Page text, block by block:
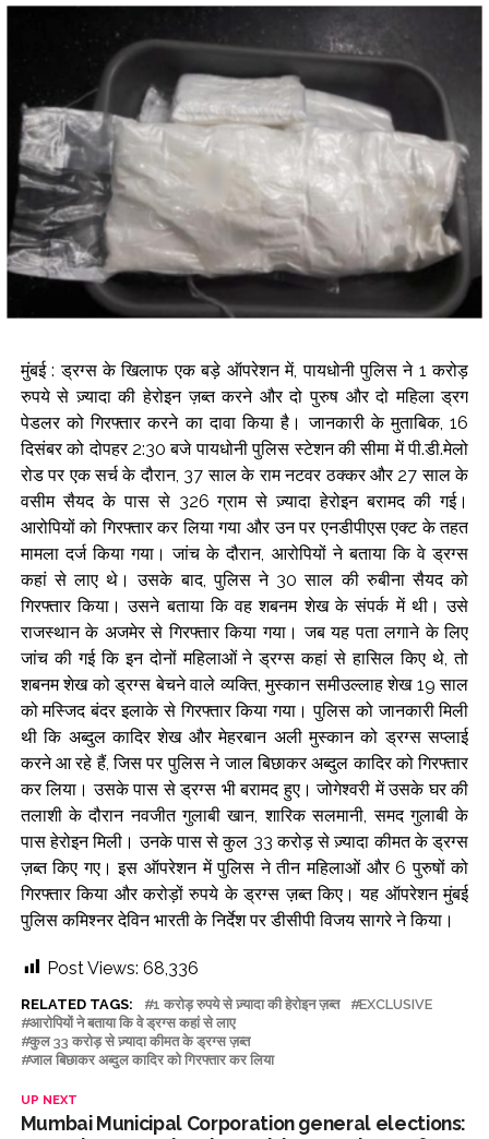
Mumbai: Mayor is also unaware of the tender for the Mayor’s
Bungalow, the bungalow is surrounded by a garden and this
work is under the purview of the Garden and Maintenance
Department. ...
Mankhurd: Unused toilets in Shivaji Nagar will be converted
into a free pharmacy, a gym for women, and a kindergarten:
Abu Azmi. ...
MCOCA applied to Mumbai gangster Zulfiqar, his brother
and 12 goons ...
development reshape everyday life in Kashmir: Report ...
AICWA offers condolences to ‘Ghajini’ actor Pradeep Rawat
...
Pakistani Army turned Balochistan’s Nushki into ‘open-air
prison’, killed 9 civilians: Rights body ...
‘Rahul disrupting Parliament to avoid discussion’, says BJP
spokesperson Gaurav Bhatia ...
Six students detained after suspected ragging assault in
Karnataka private college ...
Oppn’s protest march in Parliament complex over Jantar
Mantar police action, Ram temple donation row ...
RBI projects 5 pc inflation for FY27, seen rising in near term
...
Netanyahu says Israel not to withdraw from current Gaza
positions until Hamas fully disarmed ...
Bypoll victories signal complete change of wind: Shiv
Sena(UBT) in ‘Saamana’ ...
Maharashtra bans analogue cottage cheese to protect
consumers; violations to attract jail, heavy fines (Ld) ...
possible terror attack in August ...
Delhi Police detain 11 Bangladeshi nationals for violating visa
conditions ...
J&K, Ladakh witnessed wide-ranging transformation since
Indian equity markets open higher ahead of RBI’s policy
मुंबई : ड्रग्स के खिलाफ एक बड़े ऑपरेशन में, पायधोनी पुलिस ने 1 करोड़
रुपये से ज़्यादा की हेरोइन ज़ब्त करने और दो पुरुष और दो महिला ड्रग
पेडलर को गिरफ्तार करने का दावा किया है। जानकारी के मुताबिक, 16
दिसंबर को दोपहर 2:30 बजे पायधोनी पुलिस स्टेशन की सीमा में पी.डी.मेलो
रोड पर एक सर्च के दौरान, 37 साल के राम नटवर ठक्कर और 27 साल के
वसीम सैयद के पास से 326 ग्राम से ज़्यादा हेरोइन बरामद की गई।
आरोपियों को गिरफ्तार कर लिया गया और उन पर एनडीपीएस एक्ट के तहत
मामला दर्ज किया गया। जांच के दौरान, आरोपियों ने बताया कि वे ड्रग्स
कहां से लाए थे। उसके बाद, पुलिस ने 30 साल की रुबीना सैयद को
गिरफ्तार किया। उसने बताया कि वह शबनम शेख के संपर्क में थी। उसे
राजस्थान के अजमेर से गिरफ्तार किया गया। जब यह पता लगाने के लिए
जांच की गई कि इन दोनों महिलाओं ने ड्रग्स कहां से हासिल किए थे, तो
शबनम शेख को ड्रग्स बेचने वाले व्यक्ति, मुस्कान समीउल्लाह शेख 19 साल
को मस्जिद बंदर इलाके से गिरफ्तार किया गया। पुलिस को जानकारी मिली
थी कि अब्दुल कादिर शेख और मेहरबान अली मुस्कान को ड्रग्स सप्लाई
करने आ रहे हैं, जिस पर पुलिस ने जाल बिछाकर अब्दुल कादिर को गिरफ्तार
कर लिया। उसके पास से ड्रग्स भी बरामद हुए। जोगेश्वरी में उसके घर की
तलाशी के दौरान नवजीत गुलाबी खान, शारिक सलमानी, समद गुलाबी के
पास हेरोइन मिली। उनके पास से कुल 33 करोड़ से ज़्यादा कीमत के ड्रग्स
ज़ब्त किए गए। इस ऑपरेशन में पुलिस ने तीन महिलाओं और 6 पुरुषों को
गिरफ्तार किया और करोड़ों रुपये के ड्रग्स ज़ब्त किए। यह ऑपरेशन मुंबई
पुलिस कमिश्नर देविन भारती के निर्देश पर डीसीपी विजय सागरे ने किया।
Post Views: 68,336
RELATED TAGS: 1 करोड़ रुपये से ज़्यादा की हेरोइन ज़ब्त
EXCLUSIVE
आरोपियों ने बताया कि वे ड्रग्स कहां से लाए
कुल 33 करोड़ से ज़्यादा कीमत के ड्रग्स ज़ब्त
जाल बिछाकर अब्दुल कादिर को गिरफ्तार कर लिया
UP NEXT
Mumbai Municipal Corporation general elections: